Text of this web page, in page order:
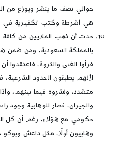
حوالي نصف ما ينشر ويوزع من
هي أشرطة وكتب تكفيرية في
حدث أن ذهب الملايين من كافة
بالمملكة السعودية، ومن ضمن
فرأوا الغنى والثروة، فاعتقدوا
لأنهم يطبقون الحدود الشرعية،
متشدد، ونشروه فيما بينهم،
والجيران، فصار للوهابية
حكومي مع هؤلاء، رغم أن كل
وهابيون أولًا، مثل داعش وبوكو